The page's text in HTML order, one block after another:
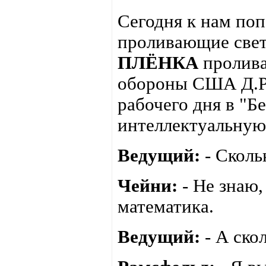
Сегодня к нам
проливающие
ПЛЁНКА
обороны США
рабочего дня в
Ведущий: -
Чейни: - Не знаю,
математика.
Ведущий: - А